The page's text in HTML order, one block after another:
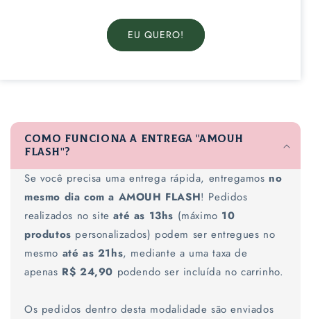
EU QUERO!
o
t
Como funciona a entrega "AMOUH
FLASH"?
Se você precisa uma entrega rápida, entregamos no
mesmo dia com a AMOUH FLASH! Pedidos
realizados no siteaté as 13hs (máximo 10
produtos personalizados) podem ser entregues no
mesmo até as 21hs, mediante a uma taxa de
apenas R$ 24,90 podendo ser incluída no carrinho.
Os pedidos dentro desta modalidade são enviados